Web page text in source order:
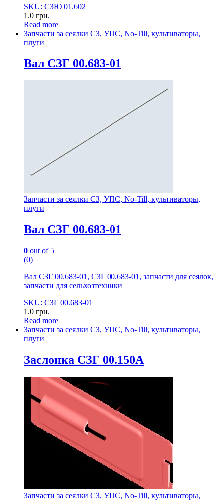
SKU: СЗЮ 01.602
1.0 грн.
Read more
Запчасти за сеялки СЗ, УПС, No-Till, культиваторы,
плуги
Вал СЗГ 00.683-01
Запчасти за сеялки СЗ, УПС, No-Till, культиваторы,
плуги
Вал СЗГ 00.683-01
0 out of 5
(0)
Вал СЗГ 00.683-01, СЗГ 00.683-01, запчасти для сеялок,
запчасти для сельхозтехники
SKU: СЗГ 00.683-01
1.0 грн.
Read more
Запчасти за сеялки СЗ, УПС, No-Till, культиваторы,
плуги
Заслонка СЗГ 00.150А
Запчасти за сеялки СЗ, УПС, No-Till, культиваторы,